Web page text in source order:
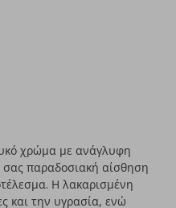
χρώμα με ανάγλυφη
σας παραδοσιακή αίσθηση
Η λακαρισμένη
και την υγρασία, ενώ